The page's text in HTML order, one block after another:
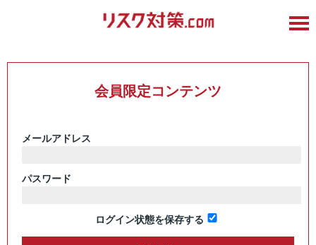
会員限定コンテンツ
メールアドレス
パスワード
ログイン状態を保存する